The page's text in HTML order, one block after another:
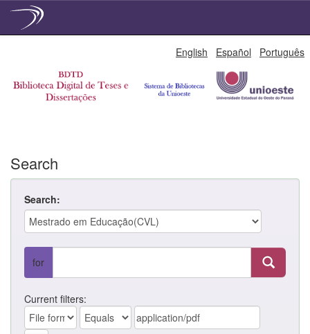
English Español Português
Search
Search:
for
Current filters: